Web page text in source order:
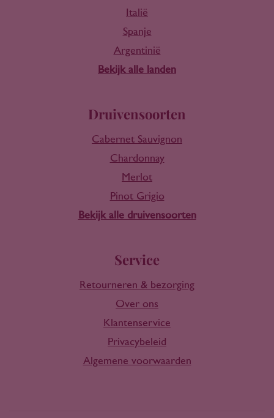
Italië
Spanje
Argentinië
Bekijk alle landen
Druivensoorten
Cabernet Sauvignon
Chardonnay
Merlot
Pinot Grigio
Bekijk alle druivensoorten
Service
Retourneren & bezorging
Over ons
Klantenservice
Privacybeleid
Algemene voorwaarden